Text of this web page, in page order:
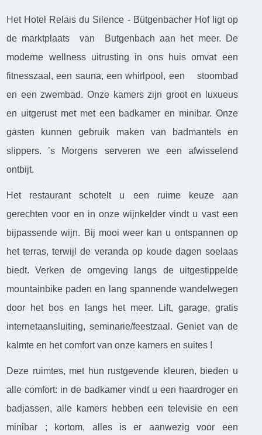
Het Hotel Relais du Silence - Bütgenbacher Hof ligt op
de marktplaats van Butgenbach aan het meer. De
moderne wellness uitrusting in ons huis omvat een
fitnesszaal, een sauna, een whirlpool, een stoombad
en een zwembad. Onze kamers zijn groot en luxueus
en uitgerust met met een badkamer en minibar. Onze
gasten kunnen gebruik maken van badmantels en
slippers. ’s Morgens serveren we een afwisselend
ontbijt.
Het restaurant schotelt u een ruime keuze aan
gerechten voor en in onze wijnkelder vindt u vast een
bijpassende wijn. Bij mooi weer kan u ontspannen op
het terras, terwijl de veranda op koude dagen soelaas
biedt. Verken de omgeving langs de uitgestippelde
mountainbike paden en lang spannende wandelwegen
door het bos en langs het meer. Lift, garage, gratis
internetaansluiting, seminarie/feestzaal. Geniet van de
kalmte en het comfort van onze kamers en suites !
Deze ruimtes, met hun rustgevende kleuren, bieden u
alle comfort: in de badkamer vindt u een haardroger en
badjassen, alle kamers hebben een televisie en een
minibar ; kortom, alles is er aanwezig voor een